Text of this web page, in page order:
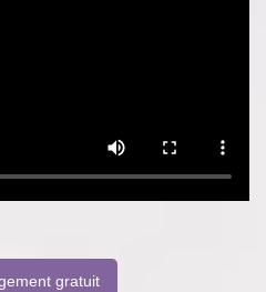
gratuit